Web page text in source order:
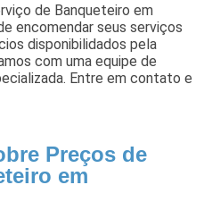
de Banqueteiro em
encomendar seus serviços
disponibilidados pela
com uma equipe de
Entre em contato e
Preços de
em